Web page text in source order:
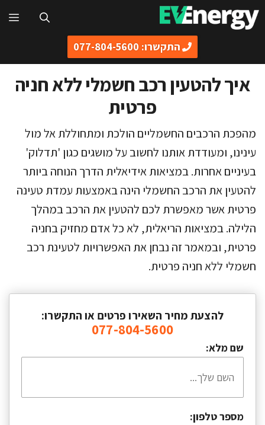
לדלג
לתוכן
התקשרו: 077-804-5600
איך להטעין רכב חשמלי ללא חניה
פרטית
מהפכת הרכבים החשמליים הולכת ומתחוללת אל מול
עינינו, ומעודדת אותנו לחשוב על מושגים כגון 'תדלוק'
בעיניים אחרות. במציאות אידיאלית הדרך הנוחה ביותר
להטעין את הרכב החשמלי הינה באמצעות עמדת טעינה
פרטית אשר מאפשרת לכם להטעין את הרכב במהלך
הלילה. במציאות הריאלית, לא כל אדם מחזיק בחניה
פרטית, ובמאמר זה נבחן את האפשרויות לטעינת רכב
חשמלי ללא חניה פרטית.
להצעת מחיר השאירו פרטים או התקשרו:
077-804-5600
שם מלא:
מספר טלפון: